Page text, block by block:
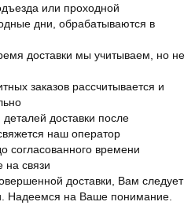
или проходной
дни, обрабатываются в
доставки мы учитываем, но не
заказов рассчитывается и
доставки после
наш оператор
согласованного времени
на связи
доставки, Вам следует
Надеемся на Ваше понимание.